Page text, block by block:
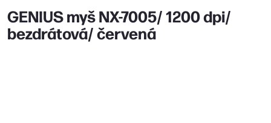
GENIUS myš NX-7005/ 1200 dpi/
bezdrátová/ červená